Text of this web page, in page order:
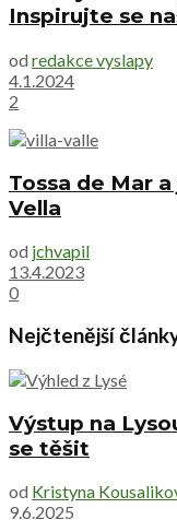
Inspirujte se
od redakce vyslapy
4.1.2024
2
Tossa de Mar
Vella
od jchvapil
13.4.2023
0
Nejčtenější
Výstup na
se těšit
od Kristyna
9.6.2025